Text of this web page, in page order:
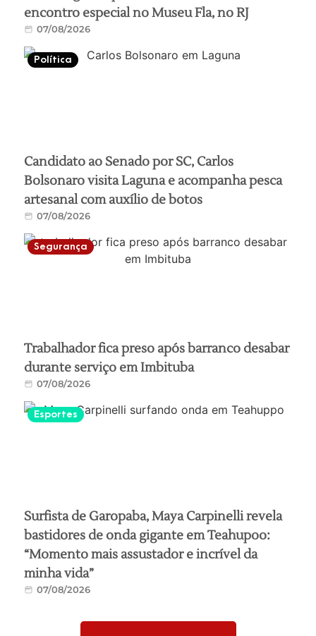
encontro especial no Museu Fla, no RJ
07/08/2026
Política
Candidato ao Senado por SC, Carlos
Bolsonaro visita Laguna e acompanha pesca
artesanal com auxílio de botos
07/08/2026
Segurança
Trabalhador fica preso após barranco desabar
durante serviço em Imbituba
07/08/2026
Esportes
Surfista de Garopaba, Maya Carpinelli revela
bastidores de onda gigante em Teahupoo:
“Momento mais assustador e incrível da
minha vida”
07/08/2026